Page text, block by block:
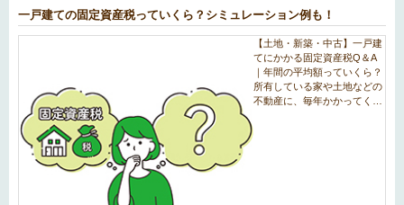
一戸建ての固定資産税っていくら？シミュレーション例も！